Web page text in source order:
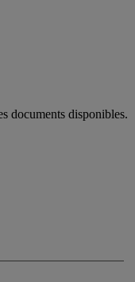
documents disponibles.